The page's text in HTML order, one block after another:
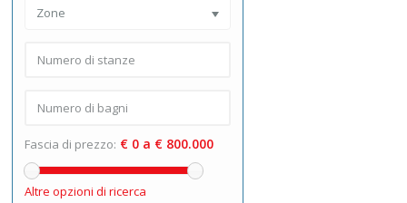
Zone
Fascia di prezzo: € 0 a € 800.000
Altre opzioni di ricerca